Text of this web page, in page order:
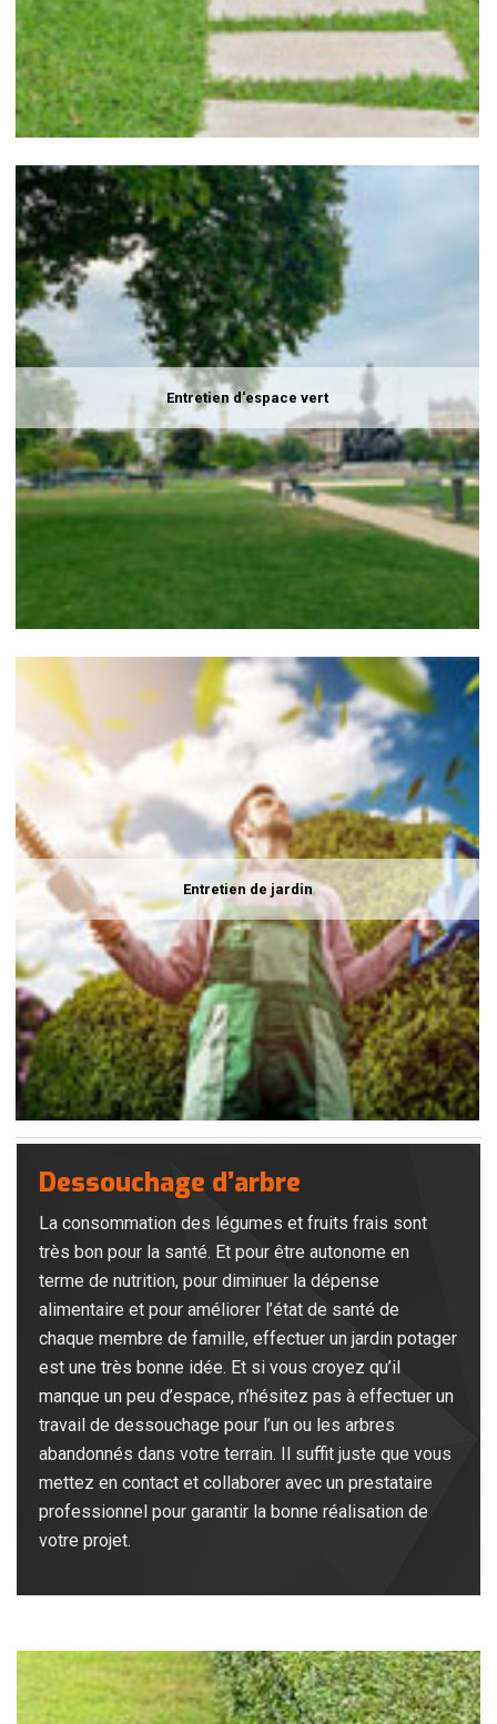
Entretien d'espace vert
Entretien de jardin
Dessouchage d’arbre
La consommation des légumes et fruits frais sont
très bon pour la santé. Et pour être autonome en
terme de nutrition, pour diminuer la dépense
alimentaire et pour améliorer l’état de santé de
chaque membre de famille, effectuer un jardin potager
est une très bonne idée. Et si vous croyez qu’il
manque un peu d’espace, n’hésitez pas à effectuer un
travail de dessouchage pour l’un ou les arbres
abandonnés dans votre terrain. Il suffit juste que vous
mettez en contact et collaborer avec un prestataire
professionnel pour garantir la bonne réalisation de
votre projet.